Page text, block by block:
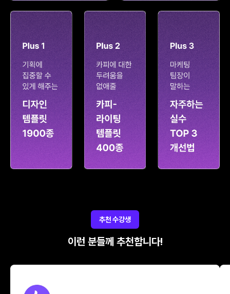
추천 수강생
이런 분들께 추천합니다!